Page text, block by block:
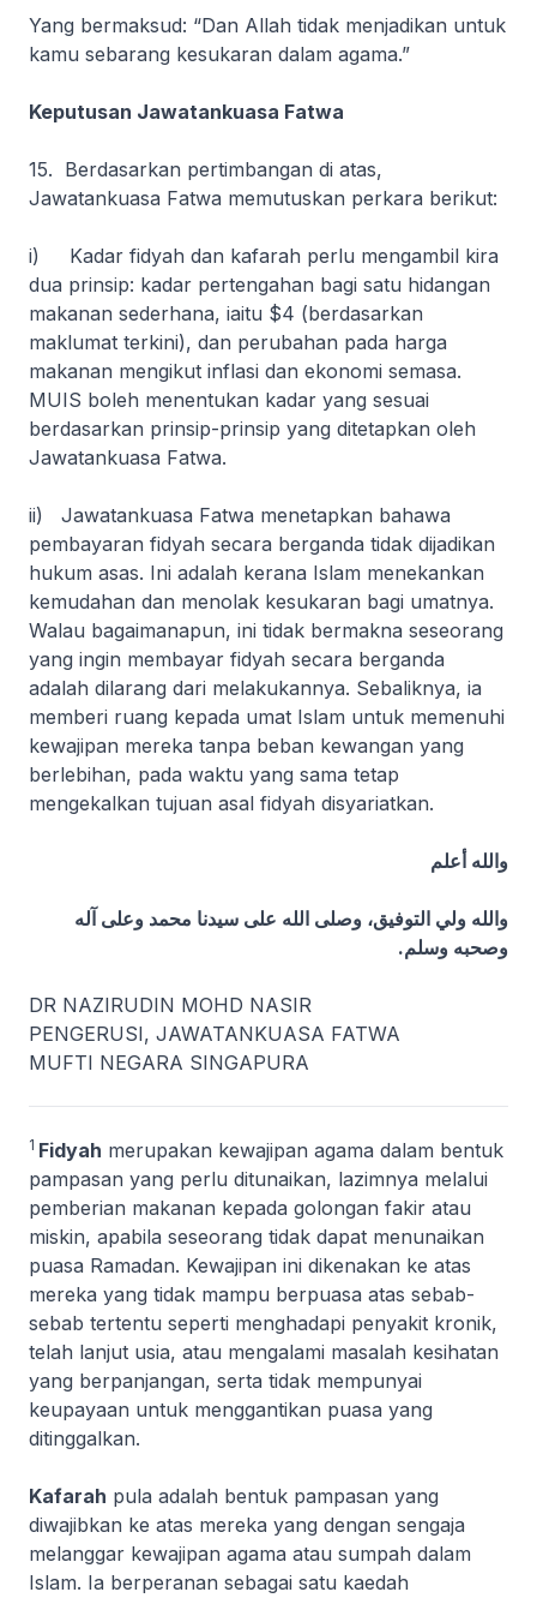
Yang bermaksud: “Dan Allah tidak menjadikan untuk
kamu sebarang kesukaran dalam agama.”
Keputusan Jawatankuasa Fatwa
15. Berdasarkan pertimbangan di atas,
Jawatankuasa Fatwa memutuskan perkara berikut:
i) Kadar fidyah dan kafarah perlu mengambil kira
dua prinsip: kadar pertengahan bagi satu hidangan
makanan sederhana, iaitu $4 (berdasarkan
maklumat terkini), dan perubahan pada harga
makanan mengikut inflasi dan ekonomi semasa.
MUIS boleh menentukan kadar yang sesuai
berdasarkan prinsip-prinsip yang ditetapkan oleh
Jawatankuasa Fatwa.
ii) Jawatankuasa Fatwa menetapkan bahawa
pembayaran fidyah secara berganda tidak dijadikan
hukum asas. Ini adalah kerana Islam menekankan
kemudahan dan menolak kesukaran bagi umatnya.
Walau bagaimanapun, ini tidak bermakna seseorang
yang ingin membayar fidyah secara berganda
adalah dilarang dari melakukannya. Sebaliknya, ia
memberi ruang kepada umat Islam untuk memenuhi
kewajipan mereka tanpa beban kewangan yang
berlebihan, pada waktu yang sama tetap
mengekalkan tujuan asal fidyah disyariatkan.
والله أعلم
والله ولي التوفيق، وصلى الله على سيدنا محمد وعلى آله
وصحبه وسلم.
DR NAZIRUDIN MOHD NASIR
PENGERUSI, JAWATANKUASA FATWA
MUFTI NEGARA SINGAPURA
1 Fidyah merupakan kewajipan agama dalam bentuk
pampasan yang perlu ditunaikan, lazimnya melalui
pemberian makanan kepada golongan fakir atau
miskin, apabila seseorang tidak dapat menunaikan
puasa Ramadan. Kewajipan ini dikenakan ke atas
mereka yang tidak mampu berpuasa atas sebab-
sebab tertentu seperti menghadapi penyakit kronik,
telah lanjut usia, atau mengalami masalah kesihatan
yang berpanjangan, serta tidak mempunyai
keupayaan untuk menggantikan puasa yang
ditinggalkan.
Kafarah pula adalah bentuk pampasan yang
diwajibkan ke atas mereka yang dengan sengaja
melanggar kewajipan agama atau sumpah dalam
Islam. Ia berperanan sebagai satu kaedah